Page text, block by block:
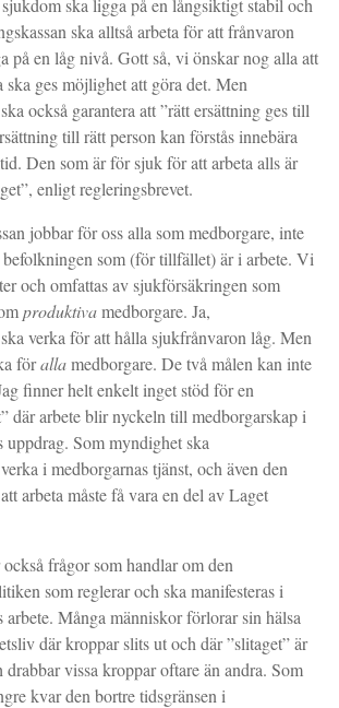
ska ligga på en långsiktigt stabil och
ska alltså arbeta för att frånvaron
på en låg nivå. Gott så, vi önskar nog alla att
ska ges möjlighet att göra det. Men
också garantera att ”rätt ersättning ges till
till rätt person kan förstås innebära
Den som är för sjuk för att arbeta alls är
enligt regleringsbrevet.
jobbar för oss alla som medborgare, inte
som (för tillfället) är i arbete. Vi
och omfattas av sjukförsäkringen som
produktivamedborgare. Ja,
verka för att hålla sjukfrånvaron låg. Men
förallamedborgare. De två målen kan inte
finner helt enkelt inget stöd för en
där arbete blir nyckeln till medborgarskap i
uppdrag. Som myndighet ska
i medborgarnas tjänst, och även den
arbeta måste få vara en del av Laget
frågor som handlar om den
som reglerar och ska manifesteras i
arbete. Många människor förlorar sin hälsa
där kroppar slits ut och där ”slitaget” är
vissa kroppar oftare än andra. Som
kvar den bortre tidsgränsen i